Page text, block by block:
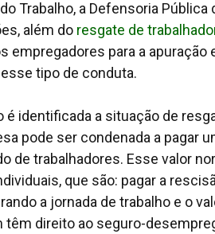
Trabalho, a Defensoria Pública
além do resgate de
empregadores para a
tipo de conduta.
é identificada a situação de
pode ser condenada a pagar
de trabalhadores. Esse valor
que são: pagar a
a jornada de trabalho e o
têm direito ao seguro-